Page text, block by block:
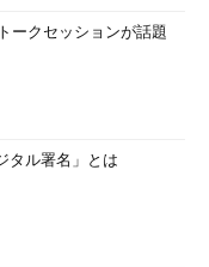
ーは、管理共有の存在
ユーザーのパスワード
ドディスクのルート・
イルの書き替えや破壊
接続する場合と異な
スク内のすべてのファ
管理共有を停止させ
ークセッションが話題
タル署名」とは